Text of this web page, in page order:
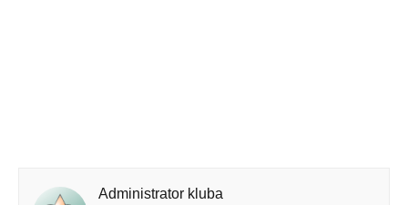
Administrator kluba